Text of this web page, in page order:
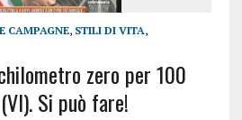
CAMPAGNE, STILI DI VITA,
zero per 100
Si può fare!